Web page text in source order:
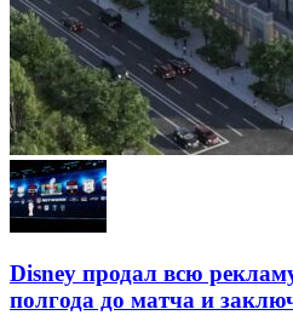
Disney продал всю
полгода до матча и